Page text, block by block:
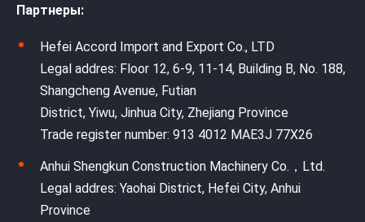
Партнеры:
Hefei Accord Import and Export Co., LTD
Legal addres: Floor 12, 6-9, 11-14, Building B, No. 188,
Shangcheng Avenue, Futian
District, Yiwu, Jinhua City, Zhejiang Province
Trade register number: 913 4012 MAE3J 77X26
Anhui Shengkun Construction Machinery Co.，Ltd.
Legal addres: Yaohai District, Hefei City, Anhui
Province